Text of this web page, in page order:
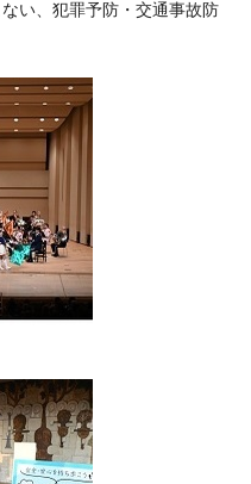
い、犯罪予防・交通事故防